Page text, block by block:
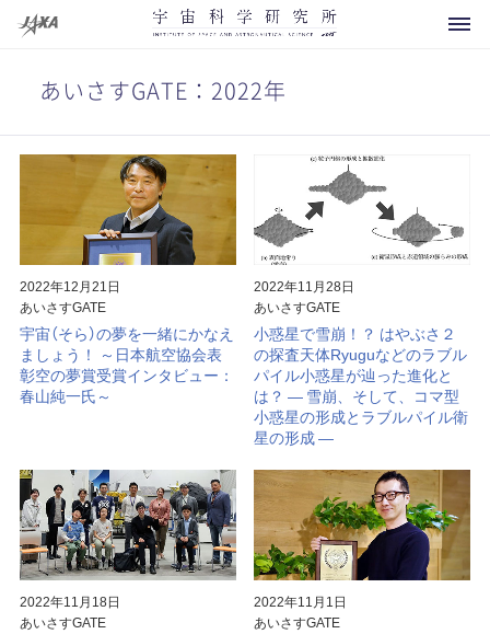
科学衛星・探査機
運用中
将来計画
運用終了
その他
観測ロケット
大気球
ミッションに関連して思うこと
プラネタリー
（地球防衛）
お知らせ
イベント
よくあるご質問
見学案内
宇宙科学講演会
特別公開
概要
所長より
宇宙科学研究所賞
ビジョン
研究者総覧「あいさすmap」
あいさすGATE：2022年
2022年12月21日
あいさすGATE
宇宙（そら）の夢を一緒にかなえ
ましょう！ ～日本航空協会表
彰空の夢賞受賞インタビュー：
春山純一氏～
2022年11月28日
あいさすGATE
小惑星で雪崩！？ はやぶさ２
の探査天体Ryuguなどのラブル
パイル小惑星が辿った進化と
は？ ― 雪崩、そして、コマ型
小惑星の形成とラブルパイル衛
星の形成 ―
2022年11月18日
あいさすGATE
2022年11月1日
あいさすGATE